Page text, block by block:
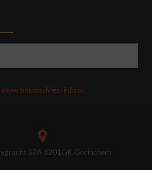
www.bouwadvies-info.nl
37A 4201GK Gorinchem